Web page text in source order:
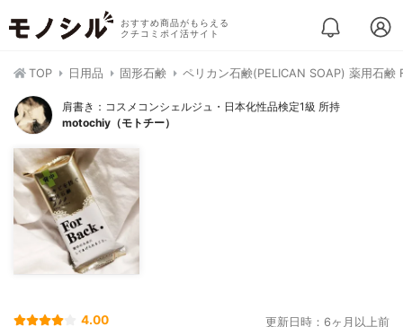
おすすめ商品がもらえる
クチコミポイ活サイト
TOP 日用品 固形石鹸 ペリカン石鹸(PELICAN SOAP) 薬用石鹸
肩書き：コスメコンシェルジュ・日本化性品検定1級 所持
motochiy（モトチー）
4.00 更新日時：6ヶ月以上前